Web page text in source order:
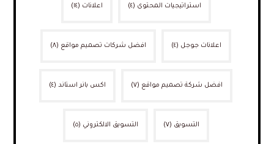
استراتيجيات المحتوى (٤) اعلانات (١٤)
اعلانات جوجل (٤) افضل شركات تصميم مواقع (٨)
افضل شركة تصميم مواقع (٧) اكس بانر استاند (٤)
التسويق (٧) التسويق الالكتروني (٥)